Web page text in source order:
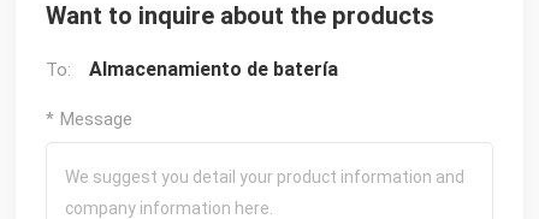
Want to inquire about the products
To: Almacenamiento de batería
* Message